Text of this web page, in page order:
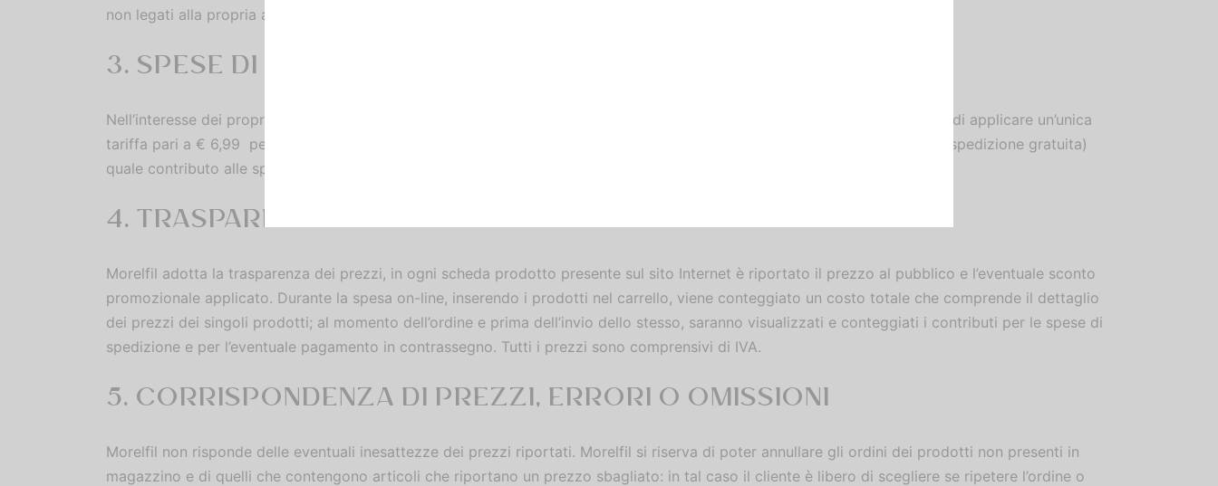
non legati alla propria attività professionale, ovvero non effettua l’acquisto indicando nel modulo d’ordine la partita IVA.
3. SPESE DI SPEDIZIONE
Nell’interesse dei propri clienti Morelfil ha deciso di inviare i prodotti acquistati esclusivamente tramite corriere espresso e di applicare un’unica
tariffa pari a € 6,99 per le spedizioni nazionali e a € 15,00 per quelle in territorio UE (per ordini pari o maggiori a € 80.00 spedizione gratuita)
quale contributo alle spese reali. Più le spese di spedizione di € 8,00 fisse per il contrassegno (solo utilizzabile in Italia).
4. TRASPARENZA PREZZI
Morelfil adotta la trasparenza dei prezzi, in ogni scheda prodotto presente sul sito Internet è riportato il prezzo al pubblico e l’eventuale sconto
promozionale applicato. Durante la spesa on-line, inserendo i prodotti nel carrello, viene conteggiato un costo totale che comprende il dettaglio
dei prezzi dei singoli prodotti; al momento dell’ordine e prima dell’invio dello stesso, saranno visualizzati e conteggiati i contributi per le spese di
spedizione e per l’eventuale pagamento in contrassegno. Tutti i prezzi sono comprensivi di IVA.
5. CORRISPONDENZA DI PREZZI, ERRORI O OMISSIONI
Morelfil non risponde delle eventuali inesattezze dei prezzi riportati. Morelfil si riserva di poter annullare gli ordini dei prodotti non presenti in
magazzino e di quelli che contengono articoli che riportano un prezzo sbagliato: in tal caso il cliente è libero di scegliere se ripetere l’ordine o